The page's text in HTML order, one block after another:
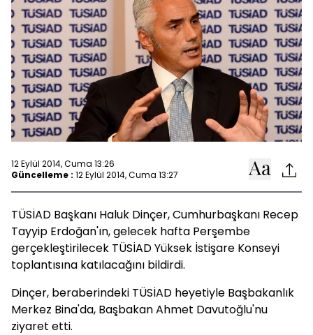
12 Eylül 2014, Cuma 13:26
Güncelleme : 12 Eylül 2014, Cuma 13:27
TÜSİAD Başkanı Haluk Dinçer, Cumhurbaşkanı Recep
Tayyip Erdoğan'ın, gelecek hafta Perşembe
gerçekleştirilecek TÜSİAD Yüksek İstişare Konseyi
toplantısına katılacağını bildirdi.
Dinçer, beraberindeki TÜSİAD heyetiyle Başbakanlık
Merkez Bina'da, Başbakan Ahmet Davutoğlu'nu
ziyaret etti.